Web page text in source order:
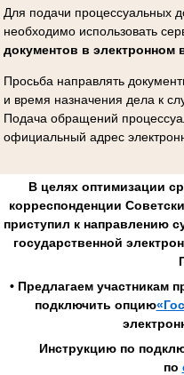
Для подачи процессуальных
необходимо использовать
документов в электронном
Просьба направлять
и время назначения дела к
Подача обращений
официальный адрес
В целях оптимизации
корреспонденции
приступил к направлению
государственной
• Предлагаем участникам
подключить опцию
Инструкцию по
по